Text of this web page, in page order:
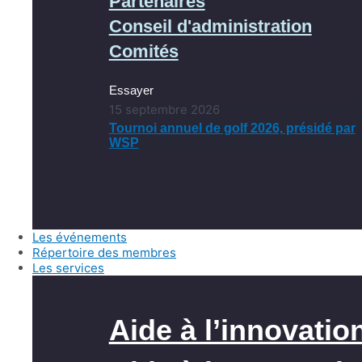
Conseil d'administration
Comités
Essayer
15 septembre 2026
Tournoi annuel de golf 2026, présidé par
WSP
Les événements
Répertoire des membres
Les services
Aide à